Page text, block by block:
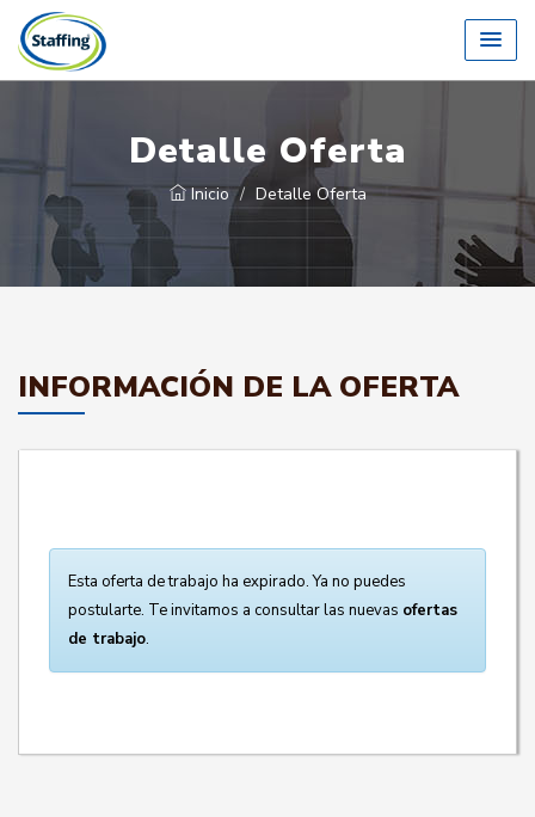
Detalle Oferta
Inicio Detalle Oferta
INFORMACIÓN DE LA OFERTA
Esta oferta de trabajo ha expirado. Ya no puedes
postularte. Te invitamos a consultar las nuevas ofertas
de trabajo.